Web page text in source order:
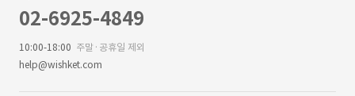
02-6925-4849
10:00-18:00 주말·공휴일 제외
help@wishket.com